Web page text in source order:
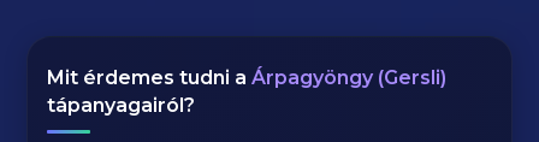
Mit érdemes tudni aÁrpagyöngy (Gersli)
tápanyagairól?